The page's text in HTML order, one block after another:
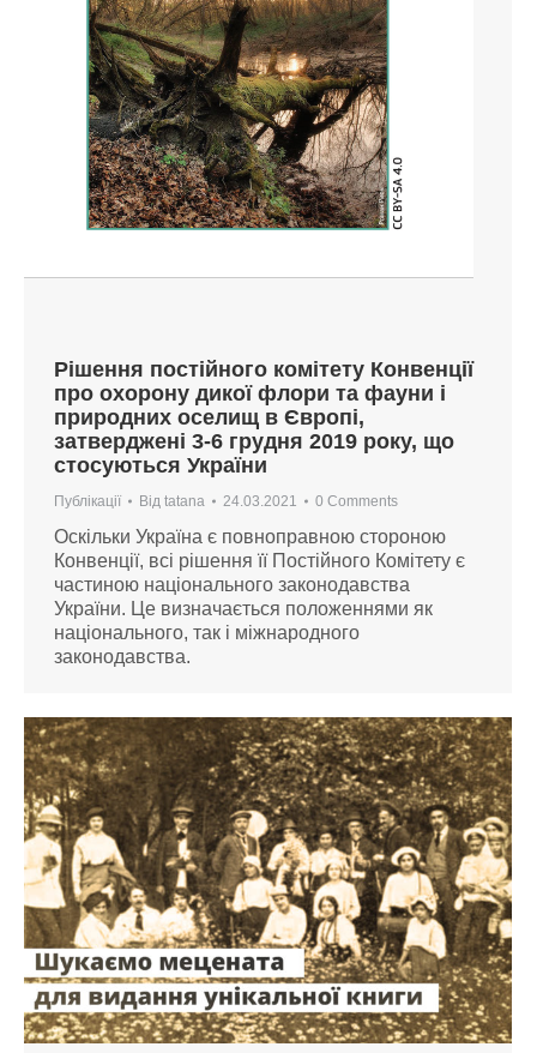
Рішення постійного комітету Конвенції
про охорону дикої флори та фауни і
природних оселищ в Європі,
затверджені 3-6 грудня 2019 року, що
стосуються України
Публікації Від tatana 24.03.2021 0 Comments
Оскільки Україна є повноправною стороною
Конвенції, всі рішення її Постійного Комітету є
частиною національного законодавства
України. Це визначається положеннями як
національного, так і міжнародного
законодавства.